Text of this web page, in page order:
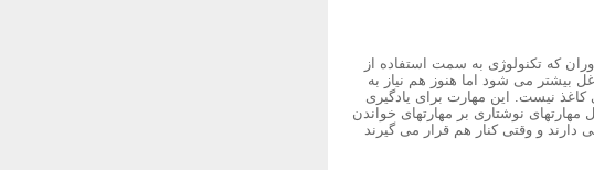
که تکنولوژی به سمت استفاده از
بیشتر می شود اما هنوز هم نیاز به
کاغذ نیست. این مهارت برای یادگیری
نوشتاری بر مهارتهای خواندن
و وقتی کنار هم قرار می گیرند